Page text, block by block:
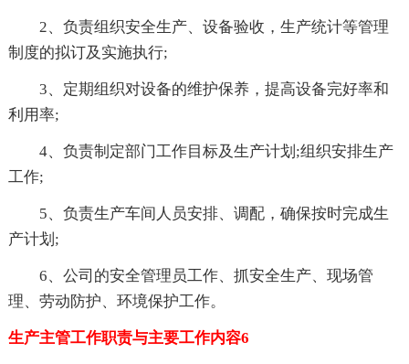
2、负责组织安全生产、设备验收，生产统计等管理
制度的拟订及实施执行;
3、定期组织对设备的维护保养，提高设备完好率和
利用率;
4、负责制定部门工作目标及生产计划;组织安排生产
工作;
5、负责生产车间人员安排、调配，确保按时完成生
产计划;
6、公司的安全管理员工作、抓安全生产、现场管
理、劳动防护、环境保护工作。
生产主管工作职责与主要工作内容6